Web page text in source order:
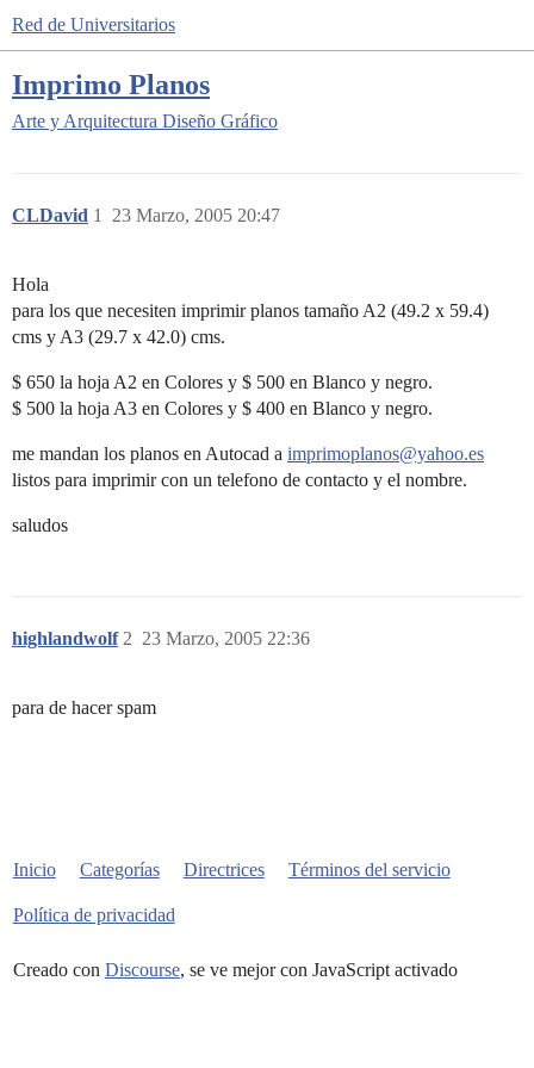
Red de Universitarios
Imprimo Planos
Arte y Arquitectura Diseño Gráfico
CLDavid 23 Marzo, 2005 20:47
1
Hola
para los que necesiten imprimir planos tamaño A2 (49.2 x 59.4)
cms y A3 (29.7 x 42.0) cms.
$ 650 la hoja A2 en Colores y $ 500 en Blanco y negro.
$ 500 la hoja A3 en Colores y $ 400 en Blanco y negro.
me mandan los planos en Autocad a imprimoplanos@yahoo.es
listos para imprimir con un telefono de contacto y el nombre.
saludos
highlandwolf 23 Marzo, 2005 22:36
2
para de hacer spam
Inicio Categorías Directrices Términos del servicio
Política de privacidad
Creado con Discourse, se ve mejor con JavaScript activado